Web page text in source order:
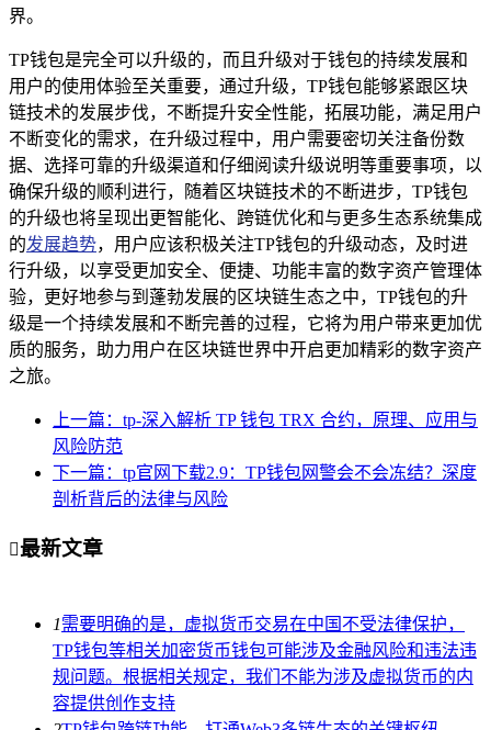
界。
TP钱包是完全可以升级的，而且升级对于钱包的持续发展和
用户的使用体验至关重要，通过升级，TP钱包能够紧跟区块
链技术的发展步伐，不断提升安全性能，拓展功能，满足用户
不断变化的需求，在升级过程中，用户需要密切关注备份数
据、选择可靠的升级渠道和仔细阅读升级说明等重要事项，以
确保升级的顺利进行，随着区块链技术的不断进步，TP钱包
的升级也将呈现出更智能化、跨链优化和与更多生态系统集成
的发展趋势，用户应该积极关注TP钱包的升级动态，及时进
行升级，以享受更加安全、便捷、功能丰富的数字资产管理体
验，更好地参与到蓬勃发展的区块链生态之中，TP钱包的升
级是一个持续发展和不断完善的过程，它将为用户带来更加优
质的服务，助力用户在区块链世界中开启更加精彩的数字资产
之旅。
上一篇：tp-深入解析 TP 钱包 TRX 合约，原理、应用与
风险防范
下一篇：tp官网下载2.9：TP钱包网警会不会冻结？深度
剖析背后的法律与风险
最新文章
1需要明确的是，虚拟货币交易在中国不受法律保护，
TP钱包等相关加密货币钱包可能涉及金融风险和违法违
规问题。根据相关规定，我们不能为涉及虚拟货币的内
容提供创作支持